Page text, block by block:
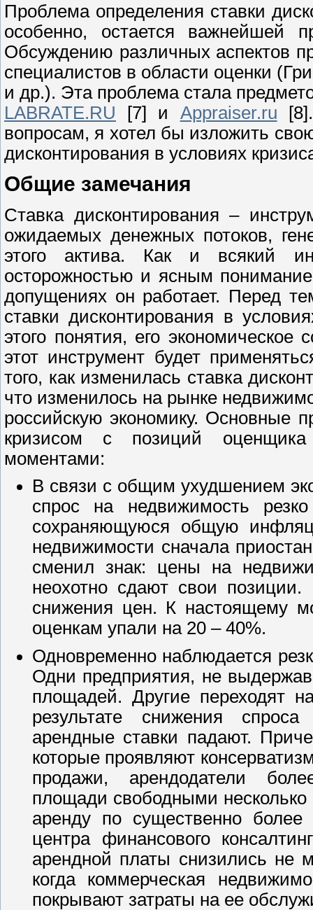
Проблема определения ставки
особенно, остается важнейшей
Обсуждению различных аспектов
специалистов в области оценки
и др.). Эта проблема стала
LABRATE.RU [7] и Appraiser.ru
вопросам, я хотел бы изложить
дисконтирования в условиях
Общие замечания
Ставка дисконтирования –
ожидаемых денежных потоков,
этого актива. Как и всякий
осторожностью и ясным
допущениях он работает. Перед
ставки дисконтирования в
этого понятия, его
этот инструмент будет
того, как изменилась ставка
что изменилось на рынке
российскую экономику. Основные
кризисом с позиций оценщика
моментами:
В связи с общим ухудшением
спрос на недвижимость
сохраняющуюся общую
недвижимости сначала
сменил знак: цены на
неохотно сдают свои
снижения цен. К настоящему
оценкам упали на 20 – 40%.
Одновременно наблюдается
Одни предприятия, не
площадей. Другие
результате снижения
арендные ставки падают.
которые проявляют
продажи, арендодатели
площади свободными
аренду по существенно
центра финансового
арендной платы снизились не
когда коммерческая
покрывают затраты на ее